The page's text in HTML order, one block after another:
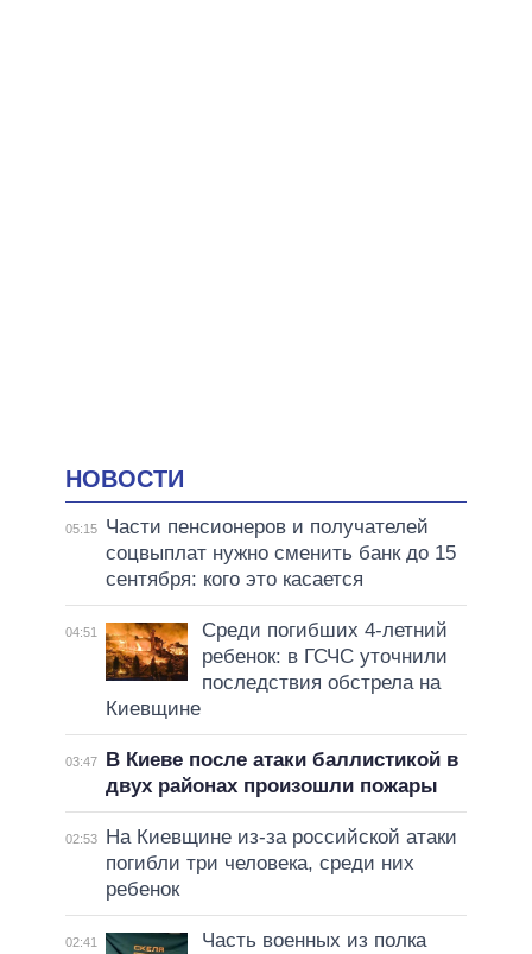
НОВОСТИ
05:15
Части пенсионеров и получателей
соцвыплат нужно сменить банк до 15
сентября: кого это касается
04:51
Среди погибших 4-летний
ребенок: в ГСЧС уточнили
последствия обстрела на
Киевщине
03:47
В Киеве после атаки баллистикой в
двух районах произошли пожары
02:53
На Киевщине из-за российской атаки
погибли три человека, среди них
ребенок
02:41
Часть военных из полка